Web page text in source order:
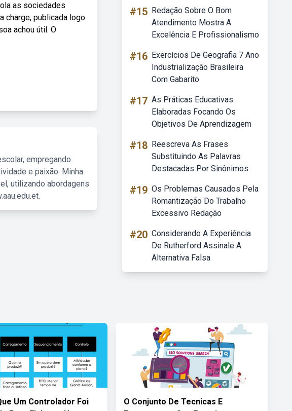
as sociedades
charge, publicada logo
achou útil. O
empregando
e paixão. Minha
utilizando abordagens
#15 Redação Sobre O Bom
Atendimento Mostra A
Excelência E Profissionalismo
#16 Exercícios De Geografia 7 Ano
Industrialização Brasileira
Com Gabarito
#17 As Práticas Educativas
Elaboradas Focando Os
Objetivos De Aprendizagem
#18 Reescreva As Frases
Substituindo As Palavras
Destacadas Por Sinônimos
#19 Os Problemas Causados Pela
Romantização Do Trabalho
Excessivo Redação
#20 Considerando A Experiência
De Rutherford Assinale A
Alternativa Falsa
Um Controlador Foi
O Conjunto De Tecnicas E